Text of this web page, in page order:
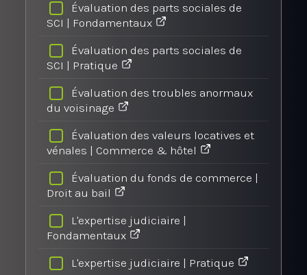
Évaluation des parts sociales de
SCI | Fondamentaux
Évaluation des parts sociales de
SCI | Pratique
Évaluation des troubles anormaux
du voisinage
Évaluation des valeurs locatives et
vénales | Commerce & hôtel
Évaluation du fonds de commerce |
Droit au bail
L'expertise judiciaire |
Fondamentaux
L'expertise judiciaire | Pratique